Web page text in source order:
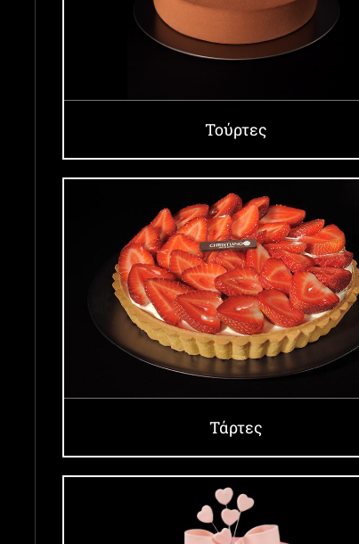
Τούρτες
Τάρτες